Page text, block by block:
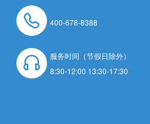
400-678-8388
服务时间（节假日除外）
8:30-12:00 13:30-17:30